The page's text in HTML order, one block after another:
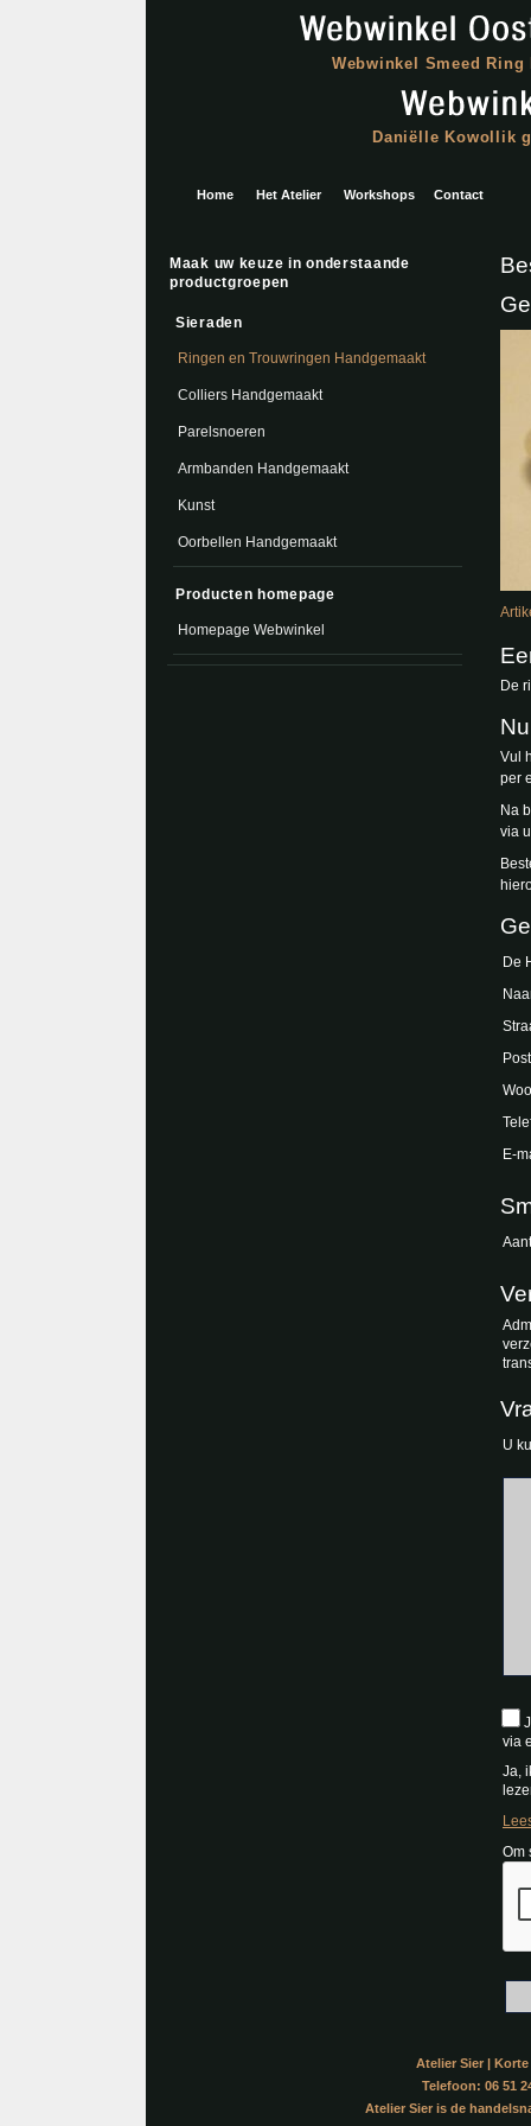
Webwinkel Smeed
Daniëlle Kowollik
Maak uw keuze in onderstaande
productgroepen
Sieraden
Ringen en Trouwringen Handgemaakt
Colliers Handgemaakt
Parelsnoeren
Armbanden Handgemaakt
Kunst
Oorbellen Handgemaakt
Producten homepage
Homepage Webwinkel
De
Vul
per
Na
via
De
E-
U
via
Ja,
Om
Home Het Atelier Workshops Contact
Atelier Sier |
Telefoon: 06 51
Atelier Sier is de